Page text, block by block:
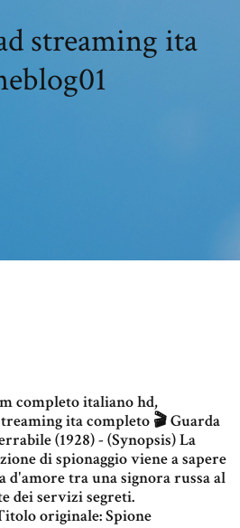
streaming ita
completo italiano hd,
ita completo 🎬 Guarda
(1928) - (Synopsis) La
di spionaggio viene a sapere
d'amore tra una signora russa al
dei servizi segreti.
originale: Spione